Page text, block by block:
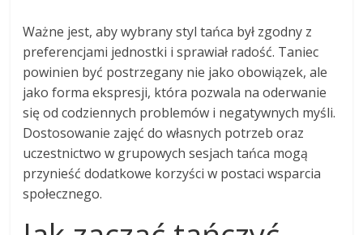
Ważne jest, aby wybrany styl tańca był zgodny z
preferencjami jednostki i sprawiał radość. Taniec
powinien być postrzegany nie jako obowiązek, ale
jako forma ekspresji, która pozwala na oderwanie
się od codziennych problemów i negatywnych myśli.
Dostosowanie zajęć do własnych potrzeb oraz
uczestnictwo w grupowych sesjach tańca mogą
przynieść dodatkowe korzyści w postaci wsparcia
społecznego.